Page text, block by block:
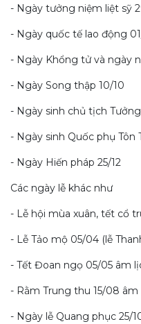
- Ngày tưởng niệm liệt sỹ
- Ngày quốc tế lao động
- Ngày Khổng tử và ngày
- Ngày Song thập 10/10
- Ngày sinh chủ tịch Tưởng
- Ngày sinh Quốc phụ Tôn
- Ngày Hiến pháp 25/12
Các ngày lễ khác như
- Lễ hội mùa xuân, tết cổ
- Lễ Tảo mộ 05/04 (lễ
- Tết Đoan ngọ 05/05 âm
- Rằm Trung thu 15/08 âm
- Ngày lễ Quang phục 25/